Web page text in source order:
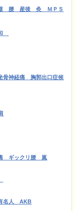
盤 腰 産後 灸 ＭＰＳ
神経痛 胸郭出口症候
ギックリ腰 嵐
名人 AKB